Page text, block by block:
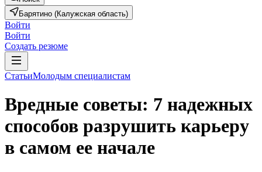
Барятино (Калужская область)
Войти
Войти
Создать резюме
СтатьиМолодым специалистам
Вредные советы: 7 надежных
способов разрушить карьеру
в самом ее начале